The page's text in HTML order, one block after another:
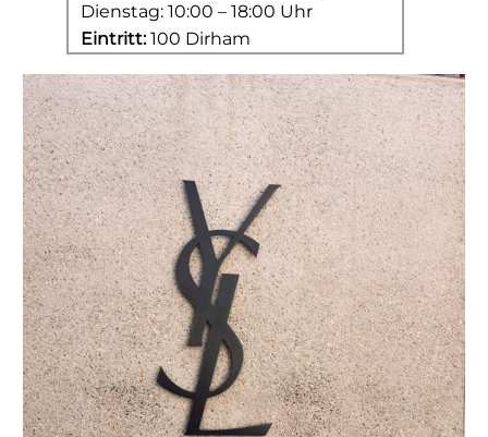
Dienstag: 10:00 – 18:00 Uhr
Eintritt:100 Dirham